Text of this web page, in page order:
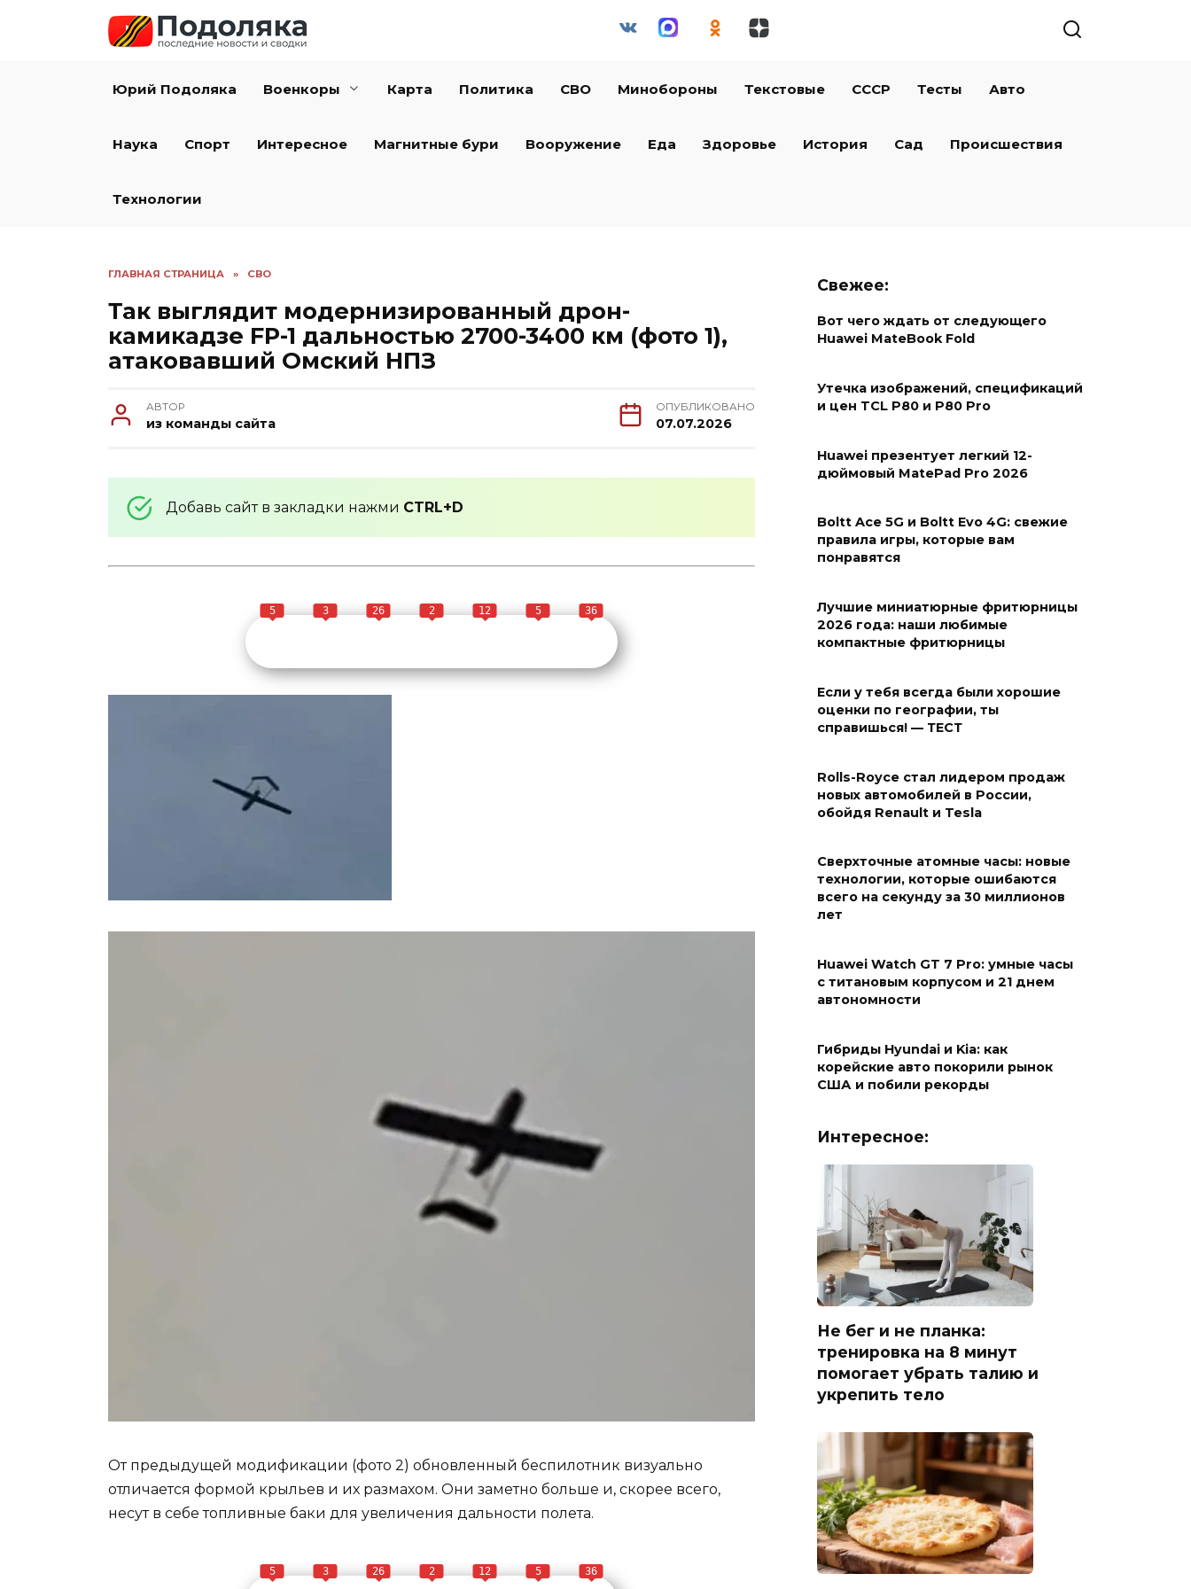
Юрий Подоляка Военкоры Карта Политика СВО Минобороны Текстовые СССР Тесты Авто
Наука Спорт Интересное Магнитные бури Вооружение Еда Здоровье История Сад Происшествия
Технологии
ГЛАВНАЯ СТРАНИЦА » СВО
Так выглядит модернизированный дрон-
камикадзе FP-1 дальностью 2700-3400 км (фото 1),
атаковавший Омский НПЗ
АВТОР
из команды сайта
ОПУБЛИКОВАНО
07.07.2026
Добавь сайт в закладки нажми CTRL+D
5 3 26 2 12 5 36
От предыдущей модификации (фото 2) обновленный беспилотник визуально
отличается формой крыльев и их размахом. Они заметно больше и, скорее всего,
несут в себе топливные баки для увеличения дальности полета.
5 3 26 2 12 5 36
Свежее:
Вот чего ждать от следующего
Huawei MateBook Fold
Утечка изображений, спецификаций
и цен TCL P80 и P80 Pro
Huawei презентует легкий 12-
дюймовый MatePad Pro 2026
Boltt Ace 5G и Boltt Evo 4G: свежие
правила игры, которые вам
понравятся
Лучшие миниатюрные фритюрницы
2026 года: наши любимые
компактные фритюрницы
Если у тебя всегда были хорошие
оценки по географии, ты
справишься! — ТЕСТ
Rolls-Royce стал лидером продаж
новых автомобилей в России,
обойдя Renault и Tesla
Сверхточные атомные часы: новые
технологии, которые ошибаются
всего на секунду за 30 миллионов
лет
Huawei Watch GT 7 Pro: умные часы
с титановым корпусом и 21 днем
автономности
Гибриды Hyundai и Kia: как
корейские авто покорили рынок
США и побили рекорды
Интересное:
Не бег и не планка:
тренировка на 8 минут
помогает убрать талию и
укрепить тело